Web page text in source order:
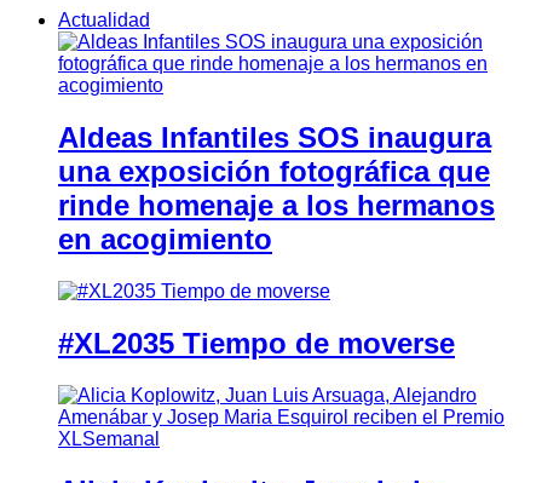
Actualidad
Aldeas Infantiles SOS inaugura
una exposición fotográfica que
rinde homenaje a los hermanos
en acogimiento
#XL2035 Tiempo de moverse